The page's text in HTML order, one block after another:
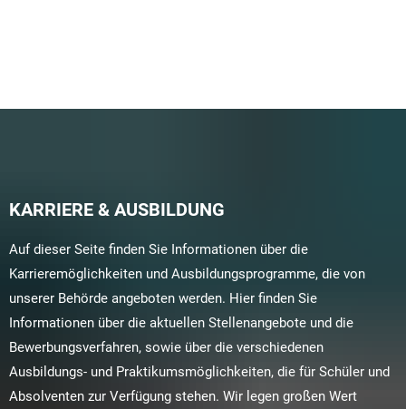
KARRIERE & AUSBILDUNG
Auf dieser Seite finden Sie Informationen über die
Karrieremöglichkeiten und Ausbildungsprogramme, die von
unserer Behörde angeboten werden. Hier finden Sie
Informationen über die aktuellen Stellenangebote und die
Bewerbungsverfahren, sowie über die verschiedenen
Ausbildungs- und Praktikumsmöglichkeiten, die für Schüler und
Absolventen zur Verfügung stehen. Wir legen großen Wert